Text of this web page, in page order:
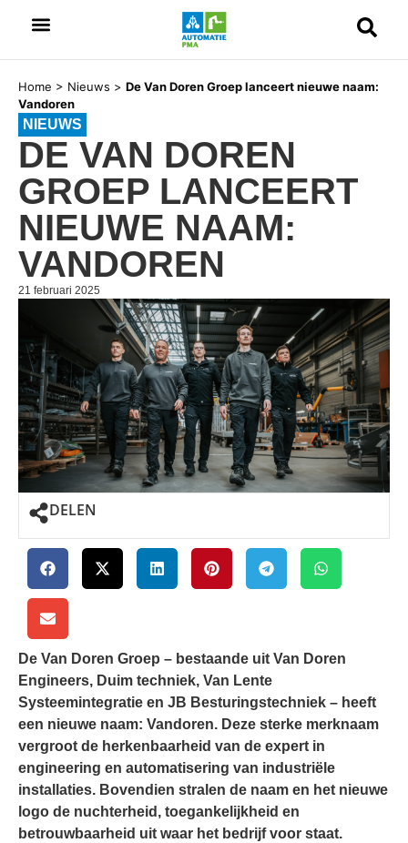
Home > Nieuws > De Van Doren Groep lanceert nieuwe naam:
Vandoren
NIEUWS
DE VAN DOREN
GROEP LANCEERT
NIEUWE NAAM:
VANDOREN
21 februari 2025
DELEN
De Van Doren Groep – bestaande uit Van Doren
Engineers, Duim techniek, Van Lente
Systeemintegratie en JB Besturingstechniek – heeft
een nieuwe naam: Vandoren. Deze sterke merknaam
vergroot de herkenbaarheid van de expert in
engineering en automatisering van industriële
installaties. Bovendien stralen de naam en het nieuwe
logo de nuchterheid, toegankelijkheid en
betrouwbaarheid uit waar het bedrijf voor staat.